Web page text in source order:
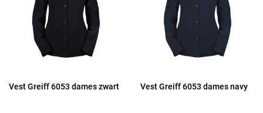
Vest Greiff 6053 dames zwart Vest Greiff 6053 dames navy